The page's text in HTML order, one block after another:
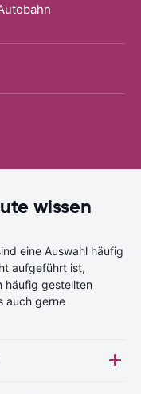
wissen
eine Auswahl häufig
aufgeführt ist,
häufig gestellten
auch gerne